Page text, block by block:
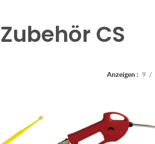
CS
Anzeigen 9